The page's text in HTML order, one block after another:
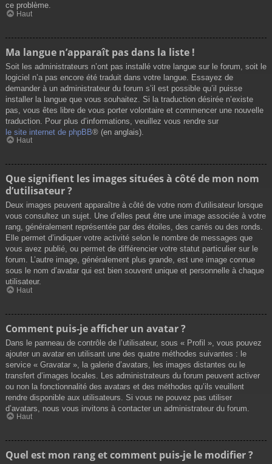
ce problème.
Haut
Ma langue n’apparaît pas dans la liste !
Soit les administrateurs n’ont pas installé votre langue sur le forum, soit le
logiciel n’a pas encore été traduit dans votre langue. Essayez de
demander à un administrateur du forum s’il est possible qu’il puisse
installer la langue que vous souhaitez. Si la traduction désirée n’existe
pas, vous êtes libre de vous porter volontaire et commencer une nouvelle
traduction. Pour plus d’informations, veuillez vous rendre sur
le site internet de phpBB® (en anglais).
Haut
Que signifient les images situées à côté de mon nom
d’utilisateur ?
Deux images peuvent apparaître à côté de votre nom d’utilisateur lorsque
vous consultez un sujet. Une d’elles peut être une image associée à votre
rang, généralement représentée par des étoiles, des carrés ou des ronds.
Elle permet d’indiquer votre activité selon le nombre de messages que
vous avez publié, ou permet de différencier votre statut particulier sur le
forum. L’autre image, généralement plus grande, est une image connue
sous le nom d’avatar qui est bien souvent unique et personnelle à chaque
utilisateur.
Haut
Comment puis-je afficher un avatar ?
Dans le panneau de contrôle de l’utilisateur, sous « Profil », vous pouvez
ajouter un avatar en utilisant une des quatre méthodes suivantes : le
service « Gravatar », la galerie d’avatars, les images distantes ou le
transfert d’images locales. Les administrateurs du forum peuvent activer
ou non la fonctionnalité des avatars et des méthodes qu’ils veuillent
rendre disponible aux utilisateurs. Si vous ne pouvez pas utiliser
d’avatars, nous vous invitons à contacter un administrateur du forum.
Haut
Quel est mon rang et comment puis-je le modifier ?